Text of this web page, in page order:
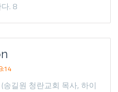
. 8
길원 청란교회 목사, 하이